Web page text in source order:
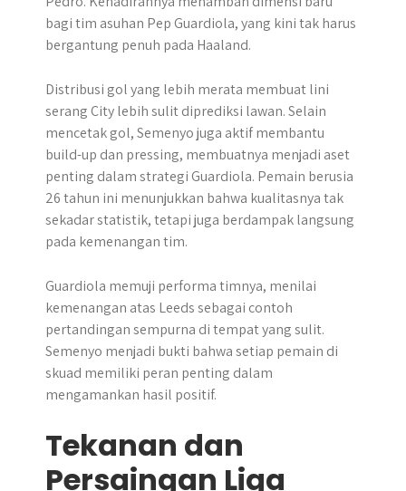
bagi tim asuhan Pep Guardiola, yang kini tak harus
bergantung penuh pada Haaland.
Distribusi gol yang lebih merata membuat lini
serang City lebih sulit diprediksi lawan. Selain
mencetak gol, Semenyo juga aktif membantu
build-up dan pressing, membuatnya menjadi aset
penting dalam strategi Guardiola. Pemain berusia
26 tahun ini menunjukkan bahwa kualitasnya tak
sekadar statistik, tetapi juga berdampak langsung
pada kemenangan tim.
Guardiola memuji performa timnya, menilai
kemenangan atas Leeds sebagai contoh
pertandingan sempurna di tempat yang sulit.
Semenyo menjadi bukti bahwa setiap pemain di
skuad memiliki peran penting dalam
mengamankan hasil positif.
Tekanan dan
Persaingan Liga